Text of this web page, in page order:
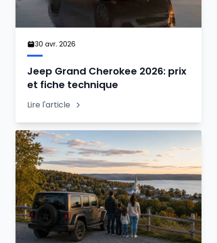
30 avr. 2026
Jeep Grand Cherokee 2026: prix
et fiche technique
Lire l'article